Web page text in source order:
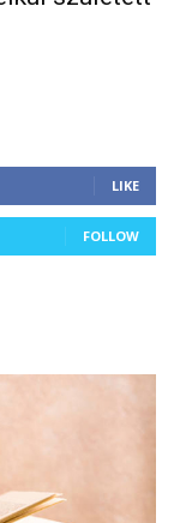
LIKE
FOLLOW